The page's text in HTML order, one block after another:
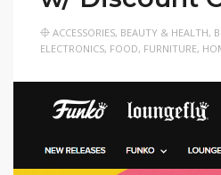
ACCESSORIES, BEAUTY & HEALTH,
ELECTRONICS, FOOD, FURNITURE,
GET CODE